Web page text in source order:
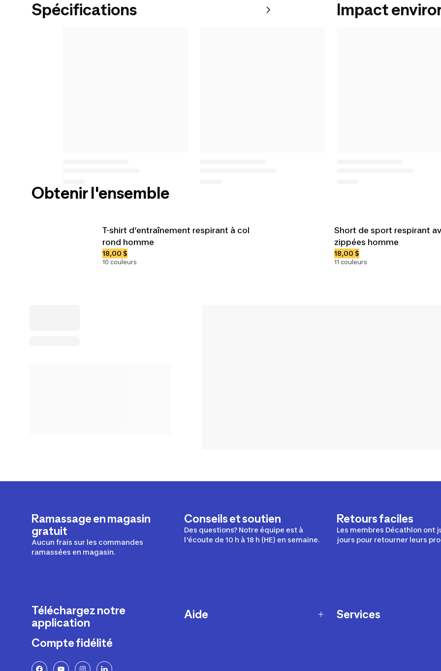
Spécifications
Impact
Obtenir l'ensemble
T-shirt d’entraînement respirant à col
rond homme
18,00 $
10 couleurs
Short de sport respirant
zippées homme
18,00 $
11 couleurs
Ramassage en magasin
gratuit
Aucun frais sur les commandes
ramassées en magasin.
Conseils et soutien
Des questions? Notre équipe est à
l'écoute de 10 h à 18 h (HE) en semaine.
Retours faciles
Les membres Décathlon ont
jours pour retourner leurs
Téléchargez notre
application
Compte fidélité
Aide Services